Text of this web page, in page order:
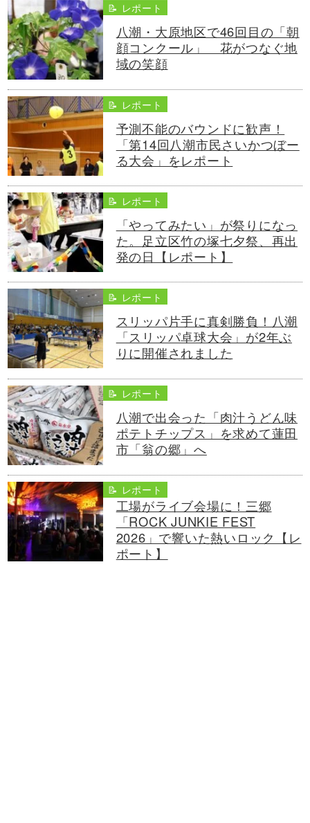
📝 レポート
八潮・大原地区で46回目の「朝
顔コンクール」 花がつなぐ地
域の笑顔
📝 レポート
予測不能のバウンドに歓声！
「第14回八潮市民さいかつぼー
る大会」をレポート
📝 レポート
「やってみたい」が祭りになっ
た。足立区竹の塚七夕祭、再出
発の日【レポート】
📝 レポート
スリッパ片手に真剣勝負！八潮
「スリッパ卓球大会」が2年ぶ
りに開催されました
📝 レポート
八潮で出会った「肉汁うどん味
ポテトチップス」を求めて蓮田
市「翁の郷」へ
📝 レポート
工場がライブ会場に！三郷
「ROCK JUNKIE FEST
2026」で響いた熱いロック【レ
ポート】